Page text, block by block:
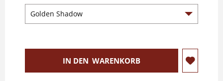
IN DEN WARENKORB